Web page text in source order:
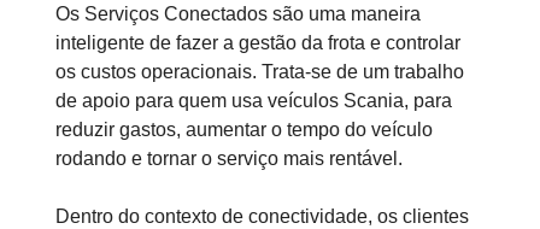
Os Serviços Conectados são uma maneira
inteligente de fazer a gestão da frota e controlar
os custos operacionais. Trata-se de um trabalho
de apoio para quem usa veículos Scania, para
reduzir gastos, aumentar o tempo do veículo
rodando e tornar o serviço mais rentável.
Dentro do contexto de conectividade, os clientes